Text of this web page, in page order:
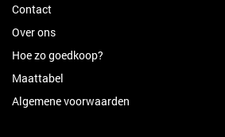
Contact
Over ons
Hoe zo goedkoop?
Maattabel
Algemene voorwaarden